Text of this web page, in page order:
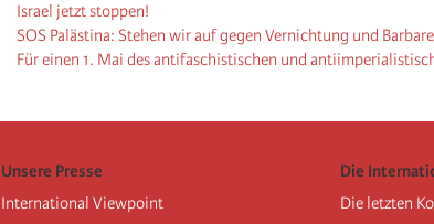
Israel jetzt stoppen!
SOS Palästina: Stehen wir auf gegen Vernichtung und
Für einen 1. Mai des antifaschistischen und
Unsere Presse
International Viewpoint
Die
Die letzten